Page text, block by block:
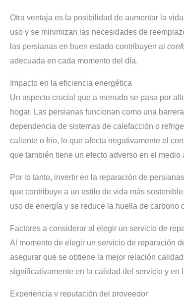
Otra ventaja es la posibilidad de aumentar la
uso y se minimizan las necesidades de
las persianas en buen estado contribuyen al
adecuada en cada momento del día.
Impacto en la eficiencia energética
Un aspecto crucial que a menudo se pasa por
hogar. Las persianas funcionan como una
dependencia de sistemas de calefacción o
caliente o frío, lo que afecta negativamente el
que también tiene un efecto adverso en el medio
Por lo tanto, invertir en la reparación de
que contribuye a un estilo de vida más
uso de energía y se reduce la huella de carbono
Factores a considerar al elegir un servicio de
Al momento de elegir un servicio de reparación
asegurar que se obtiene la mejor relación
significativamente en la calidad del servicio y en
Experiencia y reputación del proveedor